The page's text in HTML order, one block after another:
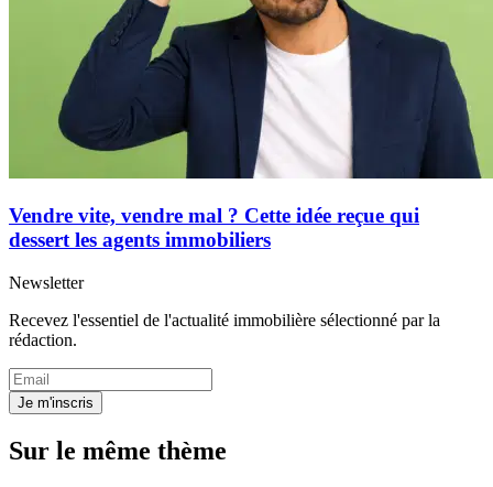
Vendre vite, vendre mal ? Cette idée reçue qui
dessert les agents immobiliers
Newsletter
Recevez l'essentiel de l'actualité immobilière sélectionné par la
rédaction.
Je m'inscris
Sur le même thème